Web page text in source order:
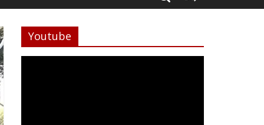
Youtube